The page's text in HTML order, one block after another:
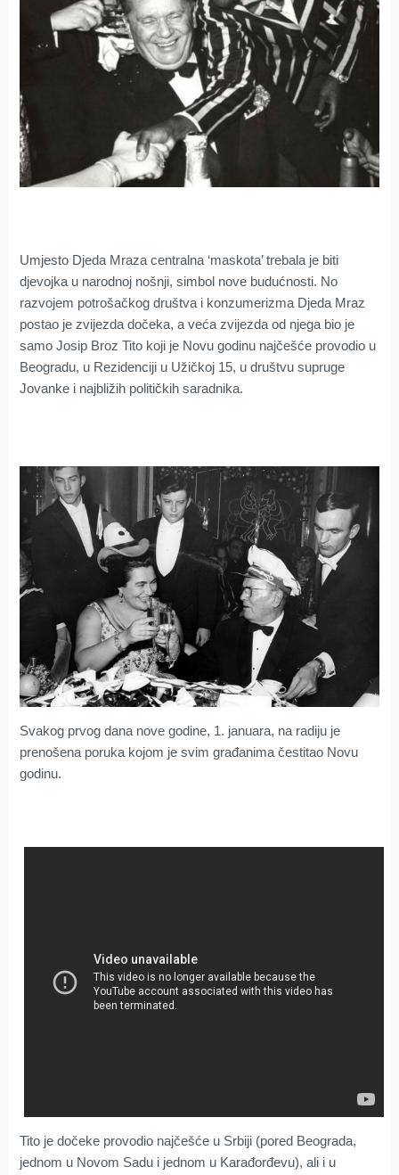
Umjesto Djeda Mraza centralna ‘maskota’ trebala je biti
djevojka u narodnoj nošnji, simbol nove budućnosti. No
razvojem potrošačkog društva i konzumerizma Djeda Mraz
postao je zvijezda dočeka, a veća zvijezda od njega bio je
samo Josip Broz Tito koji je Novu godinu najčešće provodio u
Beogradu, u Rezidenciji u Užičkoj 15, u društvu supruge
Jovanke i najbližih političkih saradnika.
Svakog prvog dana nove godine, 1. januara, na radiju je
prenošena poruka kojom je svim građanima čestitao Novu
godinu.
Tito je dočeke provodio najčešće u Srbiji (pored Beograda,
jednom u Novom Sadu i jednom u Karađorđevu), ali i u